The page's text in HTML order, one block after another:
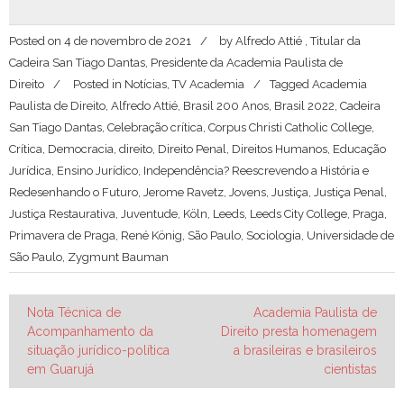
Posted on 4 de novembro de 2021 by Alfredo Attié , Titular da
Cadeira San Tiago Dantas, Presidente da Academia Paulista de
Direito
Posted in Notícias,TV Academia Tagged Academia
Paulista de Direito, Alfredo Attié, Brasil 200 Anos, Brasil 2022, Cadeira
San Tiago Dantas, Celebração crítica, Corpus Christi Catholic College,
Crítica, Democracia, direito, Direito Penal, Direitos Humanos, Educação
Jurídica, Ensino Jurídico, Independência? Reescrevendo a História e
Redesenhando o Futuro, Jerome Ravetz, Jovens, Justiça, Justiça Penal,
Justiça Restaurativa, Juventude, Köln, Leeds, Leeds City College, Praga,
Primavera de Praga, René König, São Paulo, Sociologia, Universidade de
São Paulo, Zygmunt Bauman
Navegação
de
Post
Nota Técnica de
Acompanhamento da
situação jurídico-política
em Guarujá
Academia Paulista de
Direito presta homenagem
a brasileiras e brasileiros
cientistas